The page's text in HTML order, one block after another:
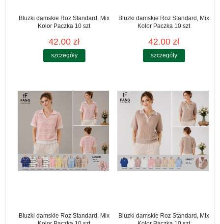
Bluzki damskie Roz Standard, Mix
Kolor Paczka 10 szt
42.00 zł
szczegóły
Bluzki damskie Roz Standard, Mix
Kolor Paczka 10 szt
42.00 zł
szczegóły
Bluzki damskie Roz Standard, Mix
Bluzki damskie Roz Standard, Mix